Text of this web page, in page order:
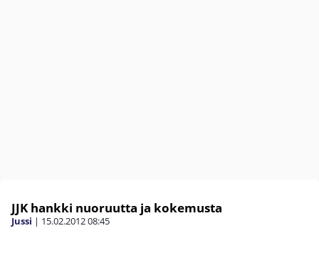
JJK hankki nuoruutta ja kokemusta
Jussi | 15.02.201208:45